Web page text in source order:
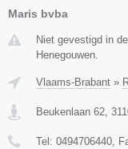
Maris bvba
Niet gevestigd in
Henegouwen.
Vlaams-Brabant »
Beukenlaan 62
Tel: 0494706440 ,